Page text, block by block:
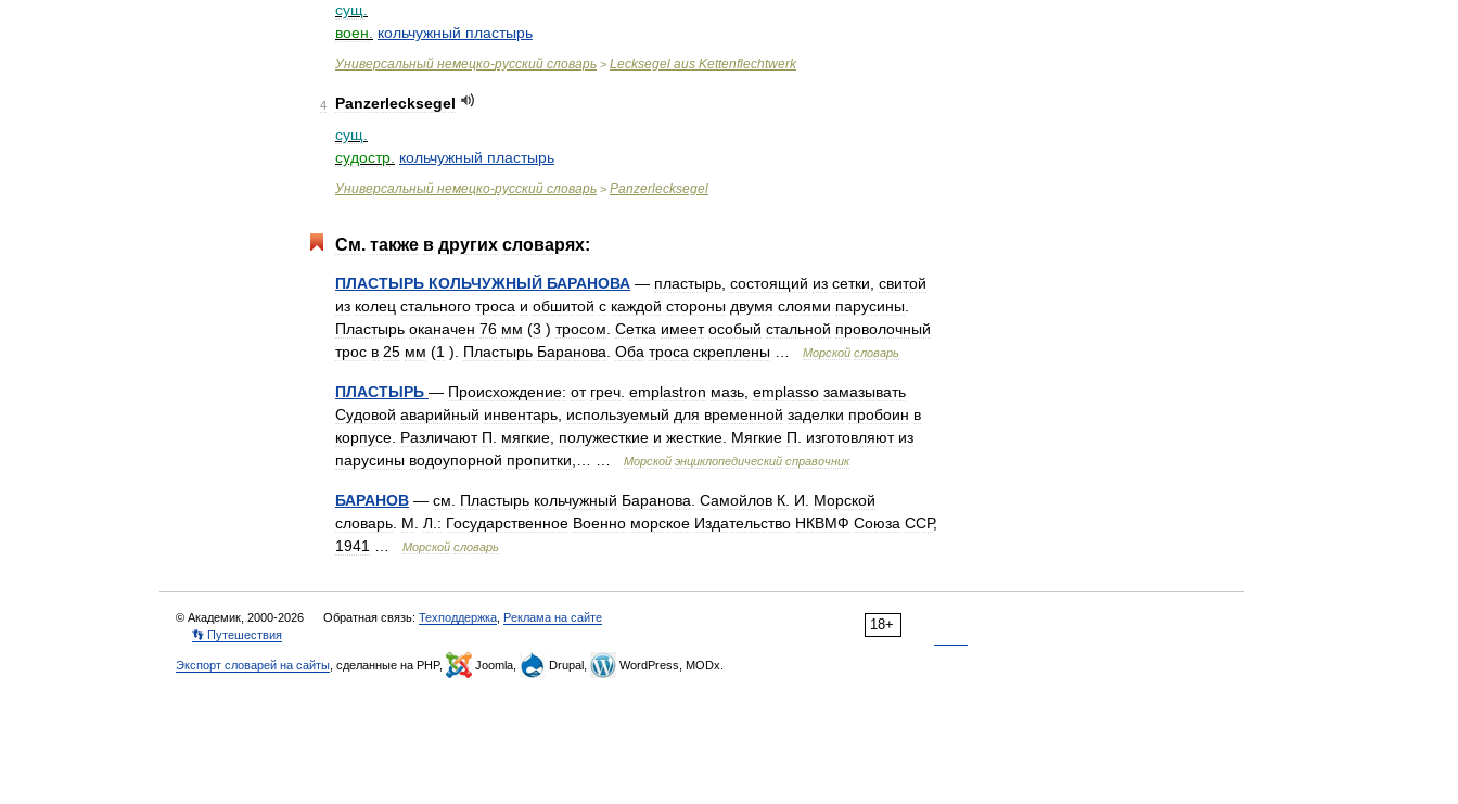
сущ
воен
кольчужный пластырь
Универсальный немецко-русский словарь > Lecksegel aus Kettenflechtwerk
4
Panzerlecksegel
сущ
судостр кольчужный пластырь
Универсальный немецко-русский словарь > Panzerlecksegel
См. также в других словарях:
ПЛАСТЫРЬ КОЛЬЧУЖНЫЙ БАРАНОВА — пластырь состоящий из сетки свитой
из колец стального троса и обшитой с каждой стороны двумя слоями парусины
Пластырь оканачен 76 мм (3 ) тросом Сетка имеет особый стальной проволочный
трос в 25 мм (1 ). Пластырь Баранова Оба троса скреплены Морской словарь
ПЛАСТЫРЬ — Происхождение: от греч emplastron мазь emplasso замазывать
Судовой аварийный инвентарь используемый для временной заделки пробоин в
корпусе Различают П мягкие полужесткие и жесткие Мягкие П изготовляют из
парусины водоупорной пропитки Морской энциклопедический справочник
БАРАНОВ — см Пластырь кольчужный Баранова Самойлов К И
Морской
словарь М Л : Государственное Военно морское Издательство НКВМФ Союза ССР,
1941
Морской словарь
18+
© Академик, 2000-2026 Обратная связь: Техподдержка Реклама на сайте
👣 Путешествия
Экспорт словарей на сайты , сделанные на PHP, Joomla, Drupal, WordPress, MODx.